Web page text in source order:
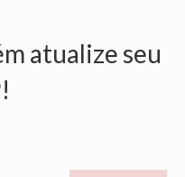
atualize seu